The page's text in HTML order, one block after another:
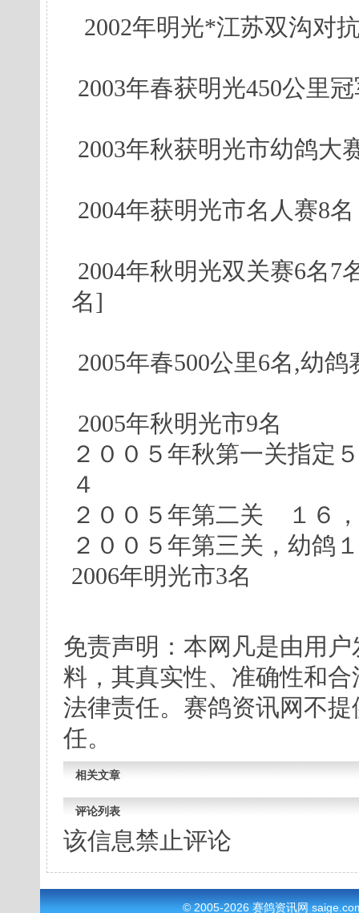
2002年明光*江苏双沟对
2003年春获明光450公里
2003年秋获明光市幼鸽大
2004年获明光市名人赛8名
2004年秋明光双关赛6名7
名]
2005年春500公里6名,幼鸽
2005年秋明光市9名
２００５年秋第一关指
４
２００５年第二关 １６
２００５年第三关，幼鸽
2006年明光市3名
免责声明：本网凡是由用
料，其真实性、准确性和
法律责任。赛鸽资讯网不
任。
相关文章
评论列表
该信息禁止评论
© 2005-2026 赛鸽资讯网